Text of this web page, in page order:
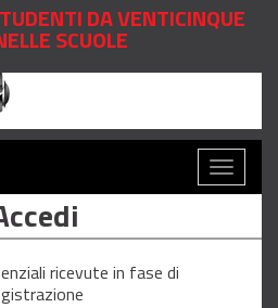
DA VENTICINQUE
SCUOLE
Toggle
ricevute in fase di